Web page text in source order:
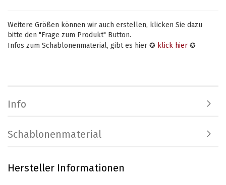
Weitere Größen können wir auch erstellen, klicken Sie dazu
bitte den "Frage zum Produkt" Button.
Infos zum Schablonenmaterial, gibt es hier ✪ klick hier ✪
Info
Schablonenmaterial
Hersteller Informationen